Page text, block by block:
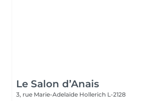
Le Salon d’Anais
3, rue Marie-Adelaïde Hollerich L-2128